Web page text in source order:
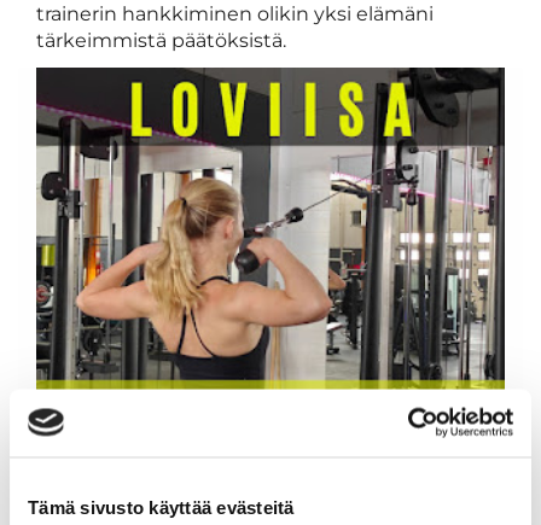
Tämä sivusto käyttää evästeitä
trainerin hankkiminen olikin yksi elämäni
tärkeimmistä päätöksistä.